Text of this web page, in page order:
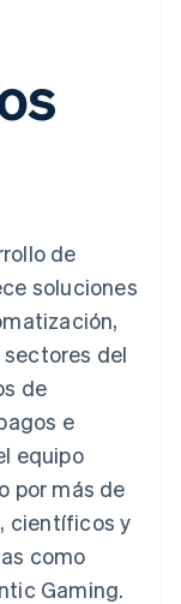
de
soluciones
del
de
e
equipo
por más de
científicos y
como
Gaming.